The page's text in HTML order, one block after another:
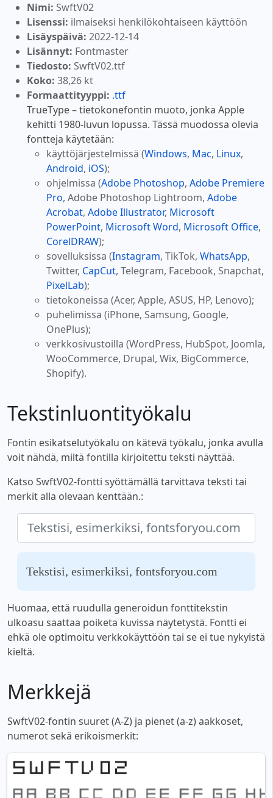
Nimi: SwftV02
Lisenssi: ilmaiseksi henkilökohtaiseen käyttöön
Lisäyspäivä: 2022-12-14
Lisännyt: Fontmaster
Tiedosto: SwftV02.ttf
Koko: 38,26 kt
Formaattityyppi: .ttf
TrueType – tietokonefontin muoto, jonka Apple
kehitti 1980-luvun lopussa. Tässä muodossa olevia
fontteja käytetään:
käyttöjärjestelmissä (Windows, Mac, Linux,
Android, iOS);
ohjelmissa (Adobe Photoshop, Adobe Premiere
Pro, Adobe Photoshop Lightroom, Adobe
Acrobat, Adobe Illustrator, Microsoft
PowerPoint, Microsoft Word, Microsoft Office,
CorelDRAW);
sovelluksissa (Instagram, TikTok, WhatsApp,
Twitter, CapCut, Telegram, Facebook, Snapchat,
PixelLab);
tietokoneissa (Acer, Apple, ASUS, HP, Lenovo);
puhelimissa (iPhone, Samsung, Google,
OnePlus);
verkkosivustoilla (WordPress, HubSpot, Joomla,
WooCommerce, Drupal, Wix, BigCommerce,
Shopify).
Tekstinluontityökalu
Fontin esikatselutyökalu on kätevä työkalu, jonka avulla
voit nähdä, miltä fontilla kirjoitettu teksti näyttää.
Katso SwftV02-fontti syöttämällä tarvittava teksti tai
merkit alla olevaan kenttään.:
Tekstisi, esimerkiksi, fontsforyou.com
Huomaa, että ruudulla generoidun fonttitekstin
ulkoasu saattaa poiketa kuvissa näytetystä. Fontti ei
ehkä ole optimoitu verkkokäyttöön tai se ei tue nykyistä
kieltä.
Merkkejä
SwftV02-fontin suuret (A-Z) ja pienet (a-z) aakkoset,
numerot sekä erikoismerkit: